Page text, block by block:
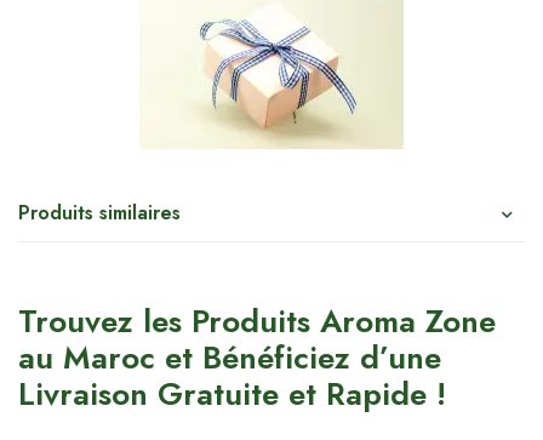
Produits similaires
Trouvez les Produits Aroma Zone
au Maroc et Bénéficiez d’une
Livraison Gratuite et Rapide !